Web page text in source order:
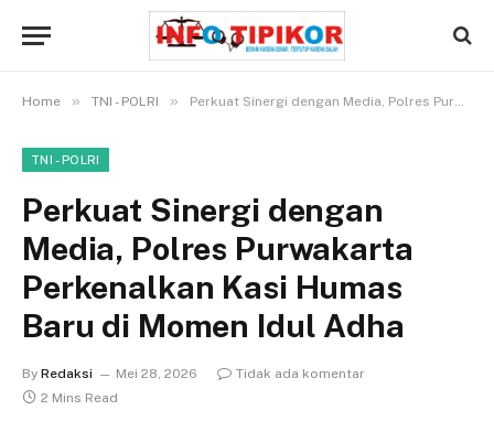
Home » TNI - POLRI » Perkuat Sinergi dengan Media, Polres Purwakarta Perkenalkan Kasi Humas Baru di Momen Idul Adha
TNI - POLRI
Perkuat Sinergi dengan
Media, Polres Purwakarta
Perkenalkan Kasi Humas
Baru di Momen Idul Adha
By Redaksi Mei 28, 2026
Tidak ada komentar
2 Mins Read